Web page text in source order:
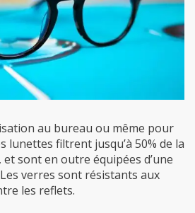
au bureau ou même pour
lunettes filtrent jusqu’à 50% de la
sont en outre équipées d’une
verres sont résistants aux
les reflets.